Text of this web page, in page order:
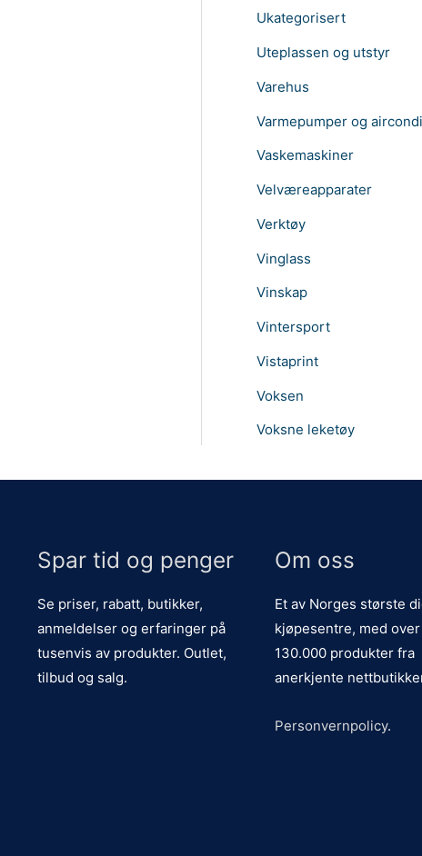
Ukategorisert
Uteplassen og utstyr
Varehus
Varmepumper og
Vaskemaskiner
Velværeapparater
Verktøy
Vinglass
Vinskap
Vintersport
Vistaprint
Voksen
Voksne leketøy
Spar tid og penger
Se priser, rabatt, butikker,
anmeldelser og erfaringer på
tusenvis av produkter. Outlet,
tilbud og salg.
Om oss
Et av Norges største
kjøpesentre, med over
130.000 produkter fra
anerkjente
Personvernpolicy.